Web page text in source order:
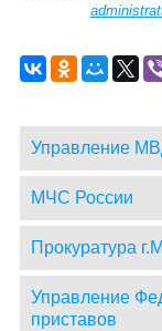
Управление
МЧС России
Прокуратура
Управление
приставов